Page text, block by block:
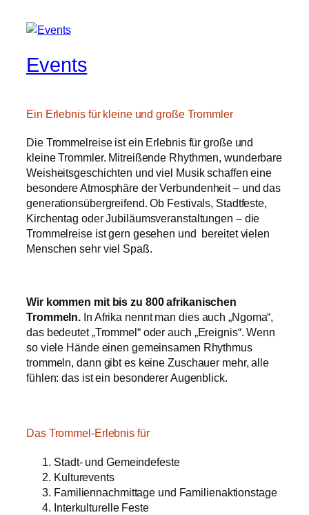
Events
Ein Erlebnis für kleine und große Trommler
Die Trommelreise ist ein Erlebnis für große und
kleine Trommler. Mitreißende Rhythmen, wunderbare
Weisheitsgeschichten und viel Musik schaffen eine
besondere Atmosphäre der Verbundenheit – und das
generationsübergreifend. Ob Festivals, Stadtfeste,
Kirchentag oder Jubiläumsveranstaltungen – die
Trommelreise ist gern gesehen und bereitet vielen
Menschen sehr viel Spaß.
Wir kommen mit bis zu 800 afrikanischen
Trommeln. In Afrika nennt man dies auch „Ngoma“,
das bedeutet „Trommel“ oder auch „Ereignis“. Wenn
so viele Hände einen gemeinsamen Rhythmus
trommeln, dann gibt es keine Zuschauer mehr, alle
fühlen: das ist ein besonderer Augenblick.
Das Trommel-Erlebnis für
Stadt- und Gemeindefeste
Kulturevents
Familiennachmittage und Familienaktionstage
Interkulturelle Feste